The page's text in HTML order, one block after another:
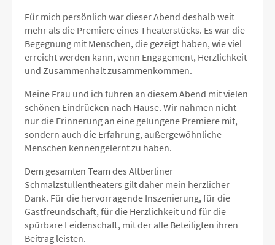
Für mich persönlich war dieser Abend deshalb weit
mehr als die Premiere eines Theaterstücks. Es war die
Begegnung mit Menschen, die gezeigt haben, wie viel
erreicht werden kann, wenn Engagement, Herzlichkeit
und Zusammenhalt zusammenkommen.
Meine Frau und ich fuhren an diesem Abend mit vielen
schönen Eindrücken nach Hause. Wir nahmen nicht
nur die Erinnerung an eine gelungene Premiere mit,
sondern auch die Erfahrung, außergewöhnliche
Menschen kennengelernt zu haben.
Dem gesamten Team des Altberliner
Schmalzstullentheaters gilt daher mein herzlicher
Dank. Für die hervorragende Inszenierung, für die
Gastfreundschaft, für die Herzlichkeit und für die
spürbare Leidenschaft, mit der alle Beteiligten ihren
Beitrag leisten.